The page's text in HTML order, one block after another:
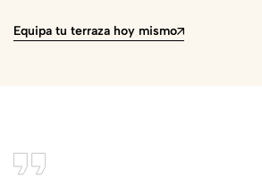
Equipa tu terraza hoy mismo